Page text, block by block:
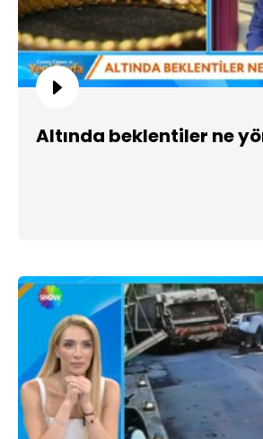
Altında beklentiler ne